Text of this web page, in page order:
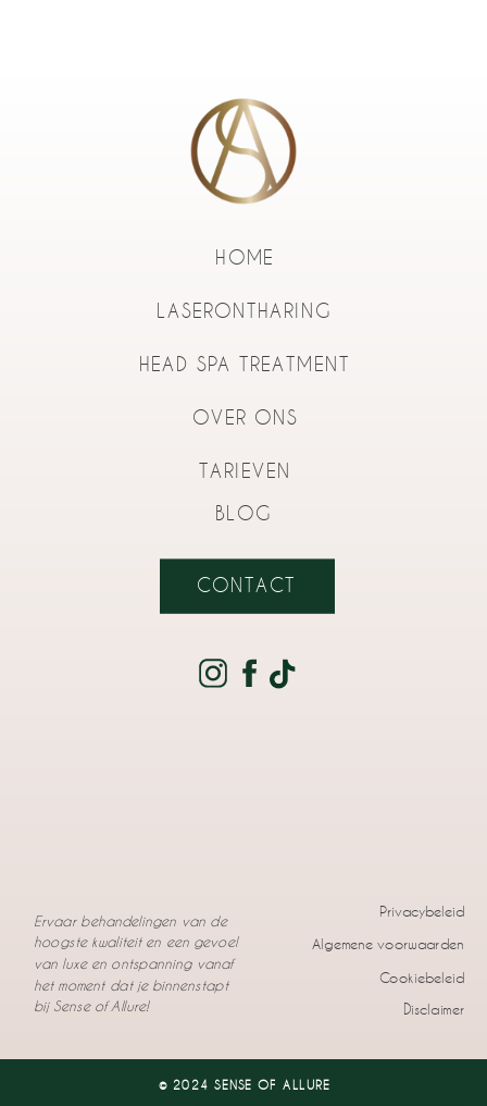
Ervaar behandelingen van de
hoogste kwaliteit en een gevoel
van luxe en ontspanning vanaf
het moment dat je binnenstapt
bij Sense of Allure!
Privacybeleid
Algemene voorwaarden
Cookiebeleid
CONTACT
HOME
LASERONTHARING
HEAD SPA TREATMENT
OVER ONS
TARIEVEN
Disclaimer
BLOG
© 2024 SENSE OF ALLURE